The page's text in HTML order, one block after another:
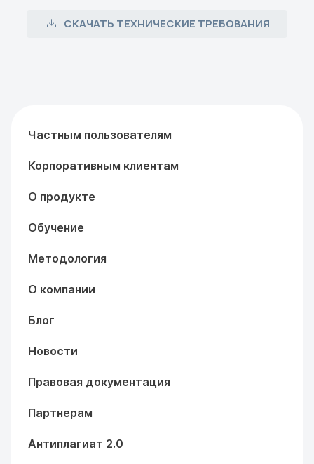
СКАЧАТЬ ТЕХНИЧЕСКИЕ ТРЕБОВАНИЯ
Частным пользователям
Корпоративным клиентам
О продукте
Обучение
Методология
О компании
Блог
Новости
Правовая документация
Партнерам
Антиплагиат 2.0